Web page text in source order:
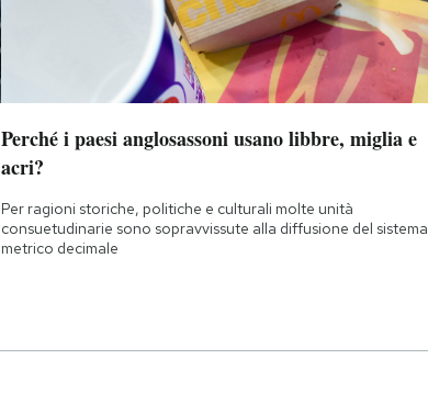
Perché i paesi anglosassoni usano libbre, miglia e
acri?
Per ragioni storiche, politiche e culturali molte unità
consuetudinarie sono sopravvissute alla diffusione del sistema
metrico decimale